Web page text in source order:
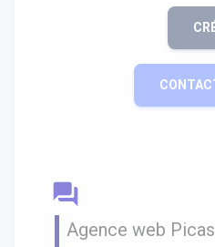
question_answer
Agence web